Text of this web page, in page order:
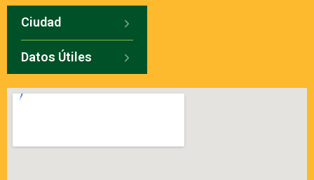
Ciudad
Datos Útiles